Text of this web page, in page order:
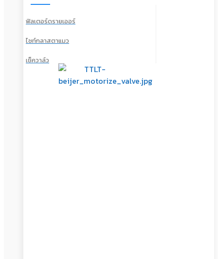
ฟิลเตอร์ดรายเออร์
ไซท์กลาสตาแมว
เช็ควาล์ว